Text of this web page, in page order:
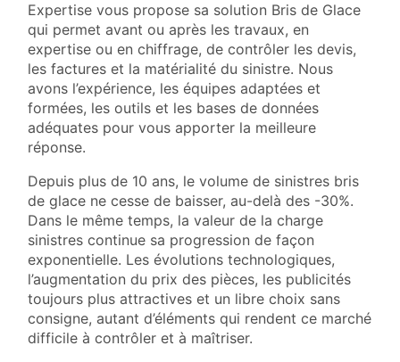
Expertise vous propose sa solution Bris de Glace
qui permet avant ou après les travaux, en
expertise ou en chiffrage, de contrôler les devis,
les factures et la matérialité du sinistre. Nous
avons l’expérience, les équipes adaptées et
formées, les outils et les bases de données
adéquates pour vous apporter la meilleure
réponse.
Depuis plus de 10 ans, le volume de sinistres bris
de glace ne cesse de baisser, au-delà des -30%.
Dans le même temps, la valeur de la charge
sinistres continue sa progression de façon
exponentielle. Les évolutions technologiques,
l’augmentation du prix des pièces, les publicités
toujours plus attractives et un libre choix sans
consigne, autant d’éléments qui rendent ce marché
difficile à contrôler et à maîtriser.